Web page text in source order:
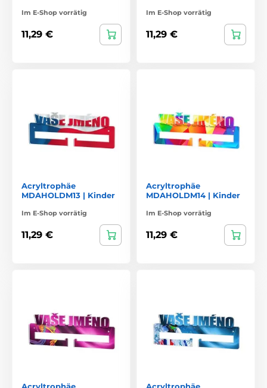
Im E-Shop vorrätig
11,29 €
Im E-Shop vorrätig
11,29 €
Acryltrophäe
MDAHOLDM13 | Kinder
Im E-Shop vorrätig
11,29 €
Acryltrophäe
MDAHOLDM14 | Kinder
Im E-Shop vorrätig
11,29 €
Acryltrophäe
Acryltrophäe